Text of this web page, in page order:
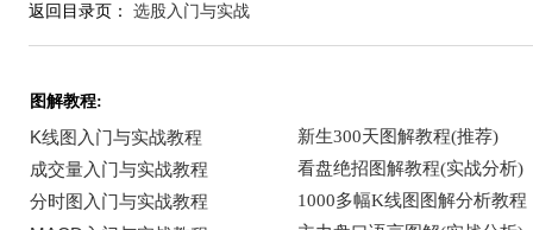
返回目录页： 选股入门与实战
图解教程: